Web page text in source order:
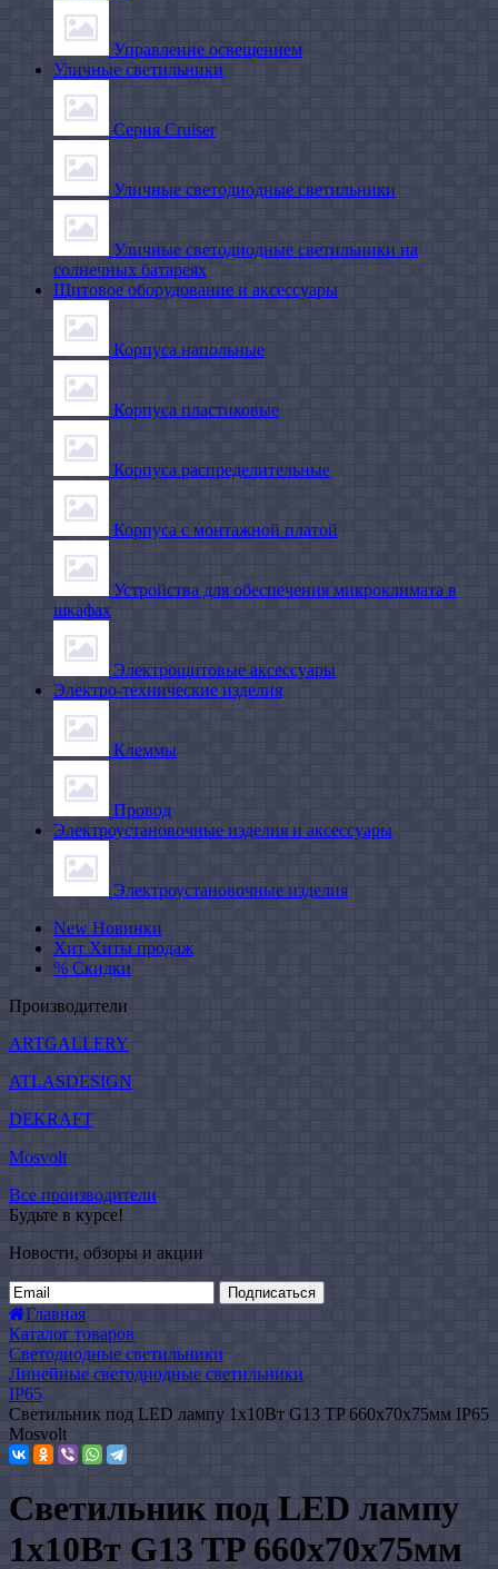
Управление освещением
Уличные светильники
Серия Cruiser
Уличные светодиодные светильники
Уличные светодиодные светильники на
солнечных батареях
Щитовое оборудование и аксессуары
Корпуса напольные
Корпуса пластиковые
Корпуса распределительные
Корпуса с монтажной платой
Устройства для обеспечения микроклимата в
шкафах
Электрощитовые аксессуары
Электро-технические изделия
Клеммы
Провод
Электроустановочные изделия и аксессуары
Электроустановочные изделия
New Новинки
Хит Хиты продаж
% Скидки
Производители
ARTGALLERY
ATLASDESIGN
DEKRAFT
Mosvolt
Все производители
Будьте в курсе!
Новости, обзоры и акции
Подписаться
Главная
Каталог товаров
Светодиодные светильники
Линейные светодиодные светильники
IP65
Светильник под LED лампу 1х10Вт G13 TP 660х70х75мм IP65
Mosvolt
Светильник под LED лампу
1х10Вт G13 TP 660х70х75мм